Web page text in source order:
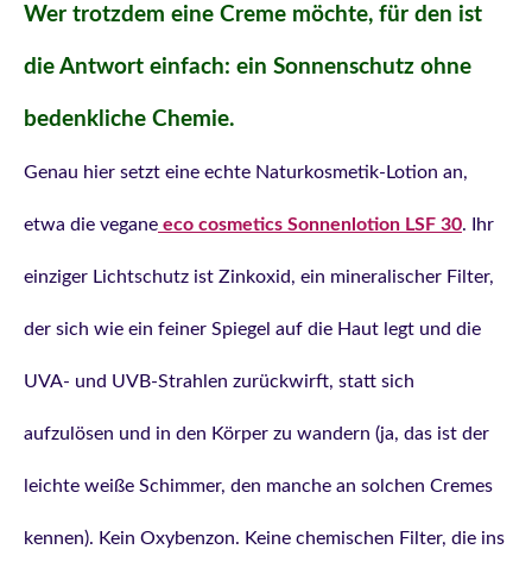
Wer trotzdem eine Creme möchte, für den ist
die Antwort einfach: ein Sonnenschutz ohne
bedenkliche Chemie.
Genau hier setzt eine echte Naturkosmetik-Lotion an,
etwa die vegane eco cosmetics Sonnenlotion LSF 30. Ihr
einziger Lichtschutz ist Zinkoxid, ein mineralischer Filter,
der sich wie ein feiner Spiegel auf die Haut legt und die
UVA- und UVB-Strahlen zurückwirft, statt sich
aufzulösen und in den Körper zu wandern (ja, das ist der
leichte weiße Schimmer, den manche an solchen Cremes
kennen). Kein Oxybenzon. Keine chemischen Filter, die ins